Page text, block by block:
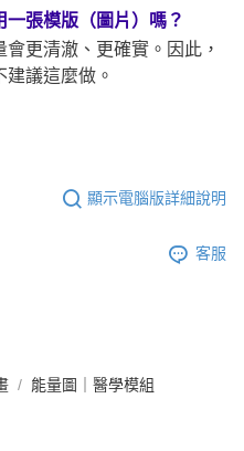
一張模版（圖片）嗎？
更清澈、更確實。因此，
議這麼做。
顯示電腦版詳細說明
客服
能量圖｜醫學模組